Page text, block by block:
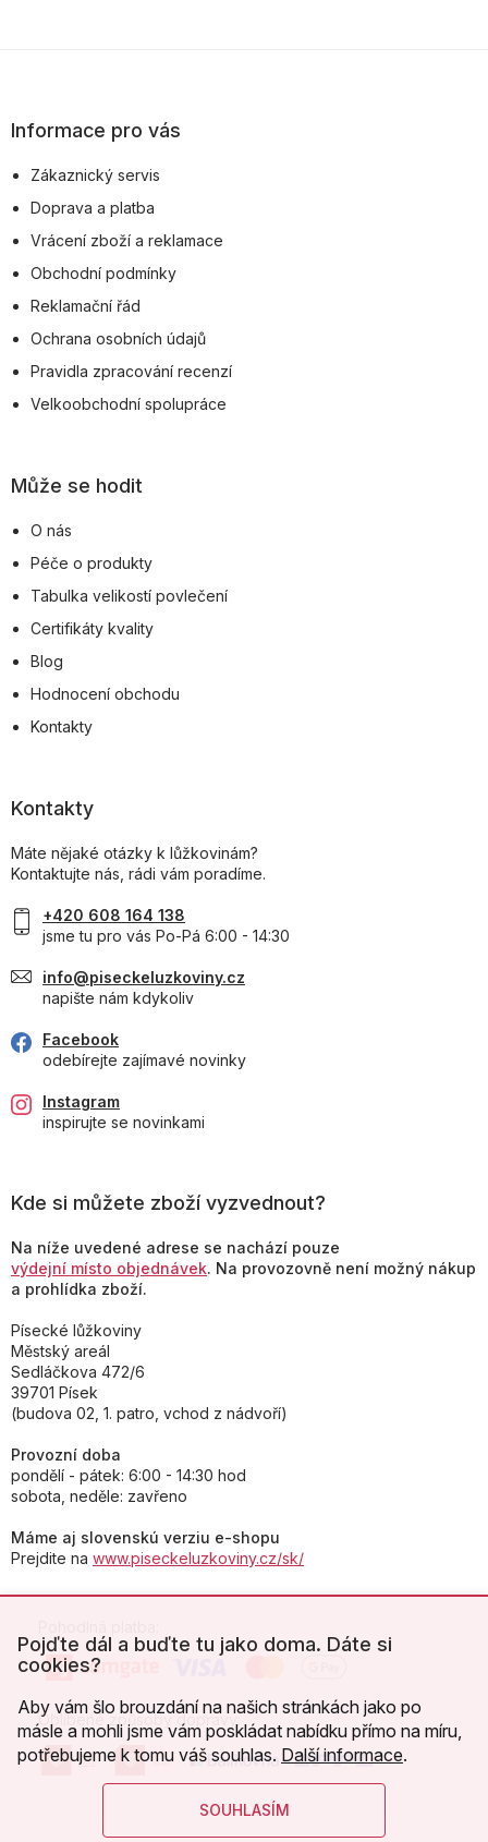
Pojďte dál a buďte tu jako doma. Dáte si
cookies?
Aby vám šlo brouzdání na našich stránkách jako po
másle a mohli jsme vám poskládat nabídku přímo na míru,
potřebujeme k tomu váš souhlas. Další informace.
SOUHLASÍM
pInformace pro vás
Zákaznický servis
Doprava a platba
Vrácení zboží a reklamace
Obchodní podmínky
Reklamační řád
Ochrana osobních údajů
Pravidla zpracování recenzí
Velkoobchodní spolupráce
Může se hodit
O nás
Péče o produkty
Tabulka velikostí povlečení
Certifikáty kvality
Blog
Hodnocení obchodu
Kontakty
Kontakty
Máte nějaké otázky k lůžkovinám?
Kontaktujte nás, rádi vám poradíme.
+420 608 164 138
jsme tu pro vás Po-Pá 6:00 - 14:30
info@piseckeluzkoviny.cz
napište nám kdykoliv
Facebook
odebírejte zajímavé novinky
Instagram
inspirujte se novinkami
Kde si můžete zboží vyzvednout?
Na níže uvedené adrese se nachází pouze
výdejní místo objednávek. Na provozovně není možný nákup
a prohlídka zboží.
Písecké lůžkoviny
Městský areál
Sedláčkova 472/6
39701 Písek
(budova 02, 1. patro, vchod z nádvoří)
Provozní doba
pondělí - pátek: 6:00 - 14:30 hod
sobota, neděle: zavřeno
Máme aj slovenskú verziu e-shopu
Prejdite na www.piseckeluzkoviny.cz/sk/
Oblíbené způsoby dopravy: